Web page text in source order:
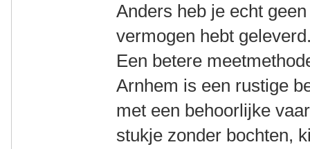
Anders heb je echt
vermogen hebt
Een betere
Arnhem is een rustige
met een behoorlijke
stukje zonder bochten,